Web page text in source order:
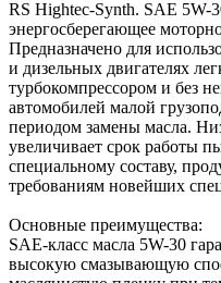
RS Hightec-Synth. SAE 5W-
энергосберегающее
Предназначено для
и дизельных двигателях
турбокомпрессором и без
автомобилей малой
периодом замены масла.
увеличивает срок работы
специальному составу,
требованиям новейших
Основные преимущества:
SAE-класс масла 5W-30
высокую смазывающую